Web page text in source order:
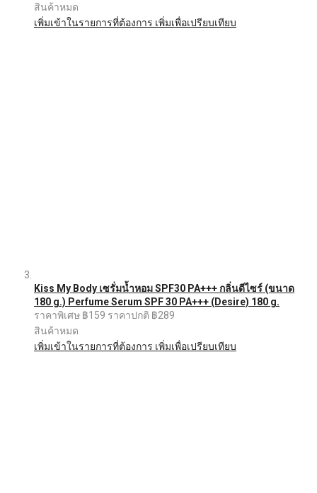
สินค้าหมด
เพิ่มเข้าในรายการที่ต้องการ เพิ่มเพื่อเปรียบเทียบ
Kiss My Body เซรั่มน้ำหอม SPF30 PA+++ กลิ่นดีไซร์ (ขนาด
180 g.) Perfume Serum SPF 30 PA+++ (Desire) 180 g.
ราคาพิเศษ ฿159 ราคาปกติ ฿289
สินค้าหมด
เพิ่มเข้าในรายการที่ต้องการ เพิ่มเพื่อเปรียบเทียบ